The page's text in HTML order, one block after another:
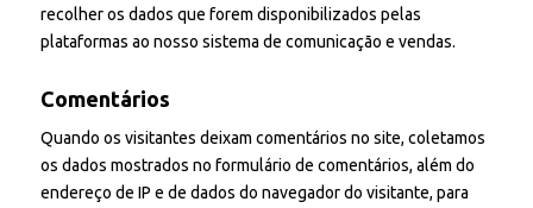
recolher os dados que forem disponibilizados pelas
plataformas ao nosso sistema de comunicação e vendas.
Comentários
Quando os visitantes deixam comentários no site, coletamos
os dados mostrados no formulário de comentários, além do
endereço de IP e de dados do navegador do visitante, para